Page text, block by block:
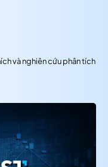
và nghiên cứu phân tích